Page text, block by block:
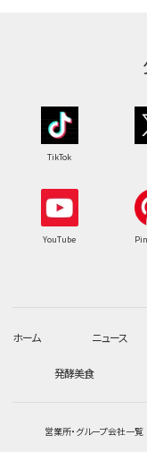
TikTok
YouTube
ホーム ニュース
発酵美食
営業所・グループ会社一覧